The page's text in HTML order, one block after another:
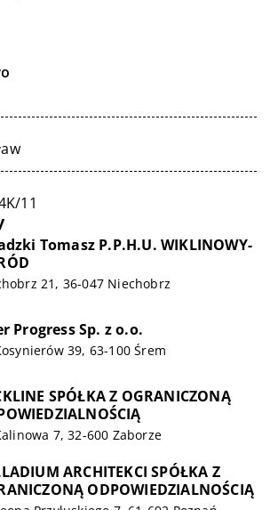
11
Tomasz P.P.H.U. WIKLINOWY-
21, 36-047 Niechobrz
Progress Sp. z o.o.
39, 63-100 Śrem
SPÓŁKA Z OGRANICZONĄ
7, 32-600 Zaborze
ARCHITEKCI SPÓŁKA Z
ODPOWIEDZIALNOŚCIĄ